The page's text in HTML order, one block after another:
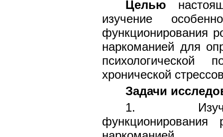
Целью
изучение
функционирования
наркоманией для
хронической
Задачи
1. Изучение
функционирования